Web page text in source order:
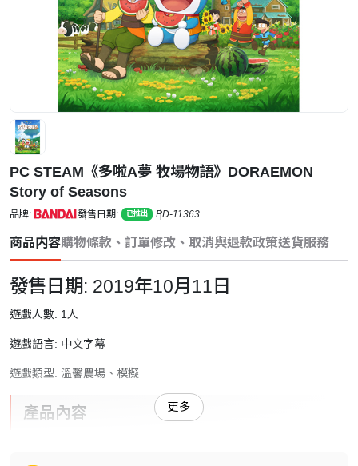
PC STEAM《多啦A夢 牧場物語》DORAEMON
Story of Seasons
品牌: 發售日期: 已推出 PD-11363
商品内容購物條款、訂單修改、取消與退款政策送貨服務
發售日期: 2019年10月11日
遊戲人數: 1人
遊戲語言: 中文字幕
遊戲類型: 溫馨農場、模擬
產品內容 更多